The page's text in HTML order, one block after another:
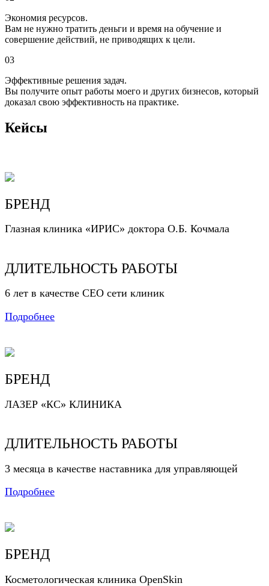
Экономия ресурсов.
Вам не нужно тратить деньги и время на обучение и
совершение действий, не приводящих к цели.
03
Эффективные решения задач.
Вы получите опыт работы моего и других бизнесов, который
доказал свою эффективность на практике.
Кейсы
БРЕНД
Глазная клиника «ИРИС» доктора О.Б. Кочмала
ДЛИТЕЛЬНОСТЬ РАБОТЫ
6 лет в качестве CEO сети клиник
Подробнее
БРЕНД
ЛАЗЕР «КС» КЛИНИКА
ДЛИТЕЛЬНОСТЬ РАБОТЫ
3 месяца в качестве наставника для управляющей
Подробнее
БРЕНД
Косметологическая клиника OpenSkin